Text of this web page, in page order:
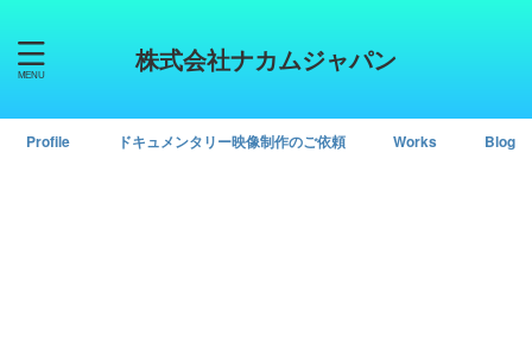
株式会社ナカムジャパン
Profile ドキュメンタリー映像制作のご依頼 Works Blog